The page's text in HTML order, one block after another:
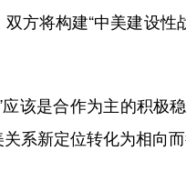
方将构建“中美建设
是合作为主的积极
系新定位转化为相向